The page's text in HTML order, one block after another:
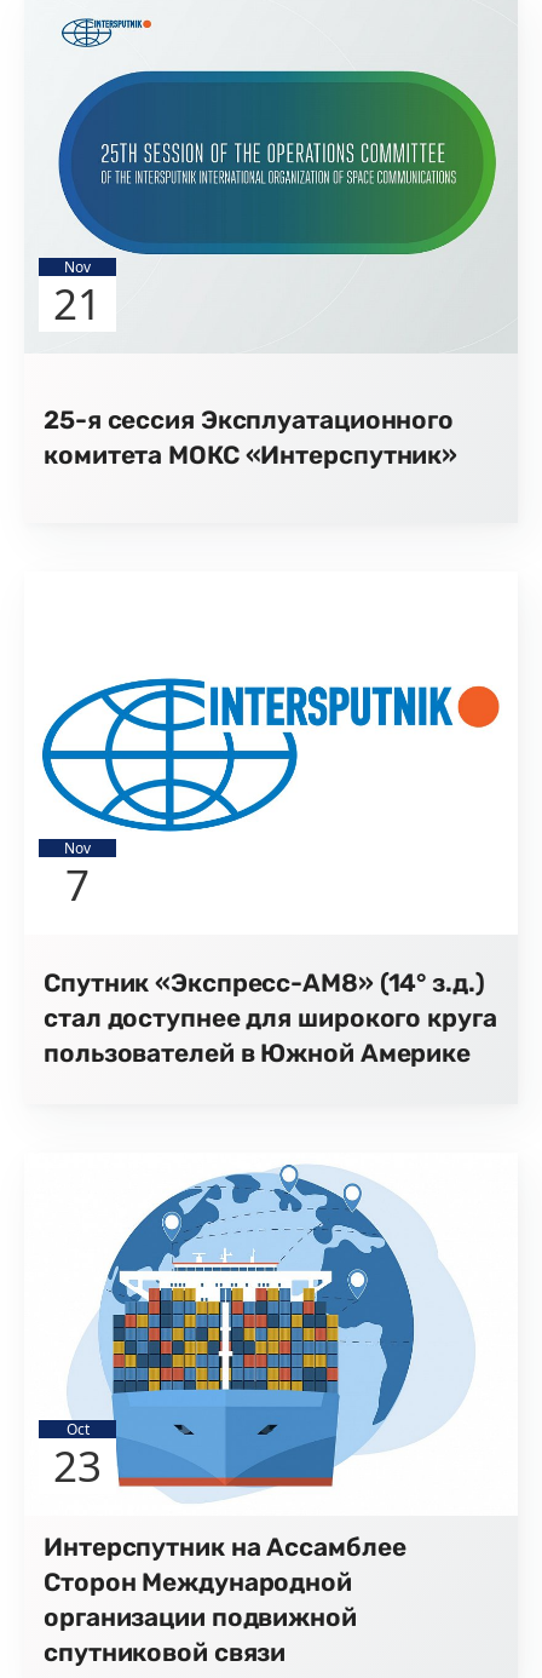
Nov
21
25-я сессия Эксплуатационного
комитета МОКС «Интерспутник»
Nov
7
Спутник «Экспресс-АМ8» (14° з.д.)
стал доступнее для широкого круга
пользователей в Южной Америке
Oct
23
Интерспутник на Ассамблее
Сторон Международной
организации подвижной
спутниковой связи